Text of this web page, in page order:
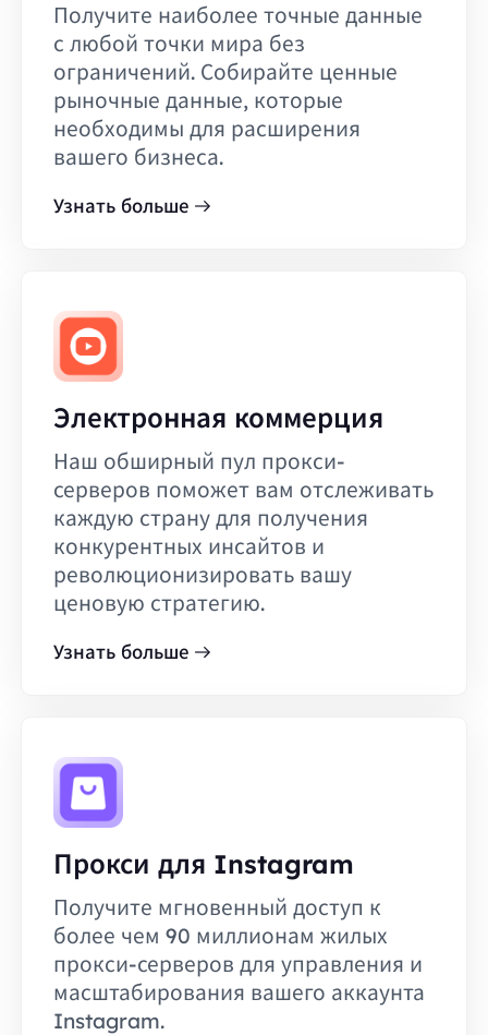
Получите наиболее точные данные
с любой точки мира без
ограничений. Собирайте ценные
рыночные данные, которые
необходимы для расширения
вашего бизнеса.
Узнать больше
Электронная коммерция
Наш обширный пул прокси-
серверов поможет вам отслеживать
каждую страну для получения
конкурентных инсайтов и
революционизировать вашу
ценовую стратегию.
Узнать больше
Прокси для Instagram
Получите мгновенный доступ к
более чем 90 миллионам жилых
прокси-серверов для управления и
масштабирования вашего аккаунта
Instagram.